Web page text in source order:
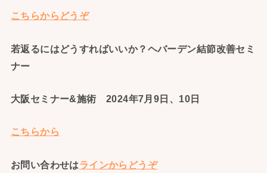
こちらからどうぞ
若返るにはどうすればいいか？ヘバーデン結節改善セミ
ナー
大阪セミナー&施術 2024年7月9日、10日
こちらから
お問い合わせはラインからどうぞ